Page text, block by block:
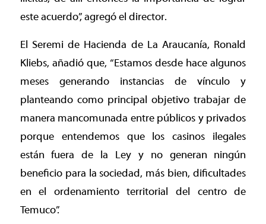
este acuerdo”, agregó el director.
El Seremi de Hacienda de La Araucanía, Ronald
Kliebs, añadió que, “Estamos desde hace algunos
meses generando instancias de vínculo y
planteando como principal objetivo trabajar de
manera mancomunada entre públicos y privados
porque entendemos que los casinos ilegales
están fuera de la Ley y no generan ningún
beneficio para la sociedad, más bien, dificultades
en el ordenamiento territorial del centro de
Temuco”.